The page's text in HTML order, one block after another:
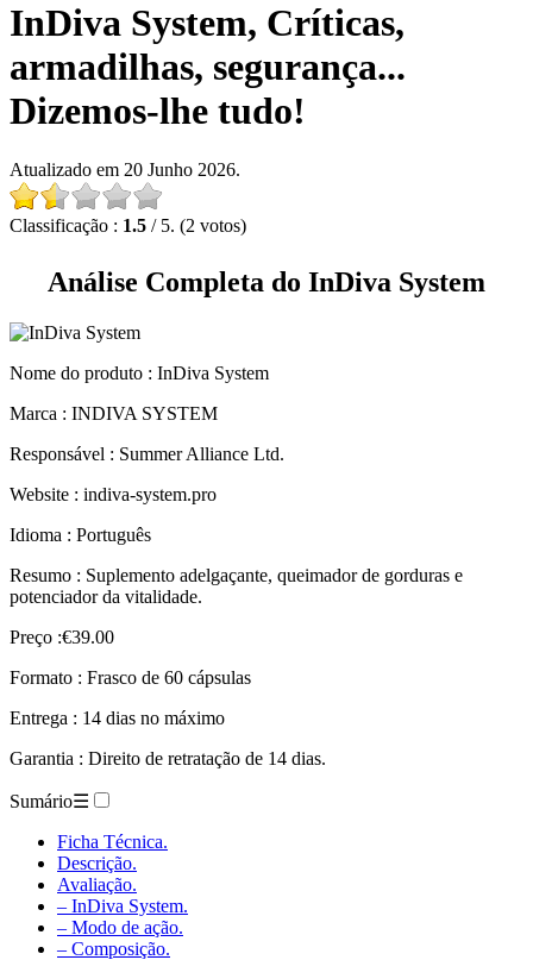
InDiva System, Críticas,
armadilhas, segurança...
Dizemos-lhe tudo!
Atualizado em 20 Junho 2026.
Classificação : 1.5 / 5. (2 votos)
Análise Completa do InDiva System
Nome do produto : InDiva System
Marca : INDIVA SYSTEM
Responsável : Summer Alliance Ltd.
Website : indiva-system.pro
Idioma : Português
Resumo : Suplemento adelgaçante, queimador de gorduras e
potenciador da vitalidade.
Preço :€39.00
Formato : Frasco de 60 cápsulas
Entrega : 14 dias no máximo
Garantia : Direito de retratação de 14 dias.
Sumário☰
Ficha Técnica.
Descrição.
Avaliação.
– InDiva System.
– Modo de ação.
– Composição.